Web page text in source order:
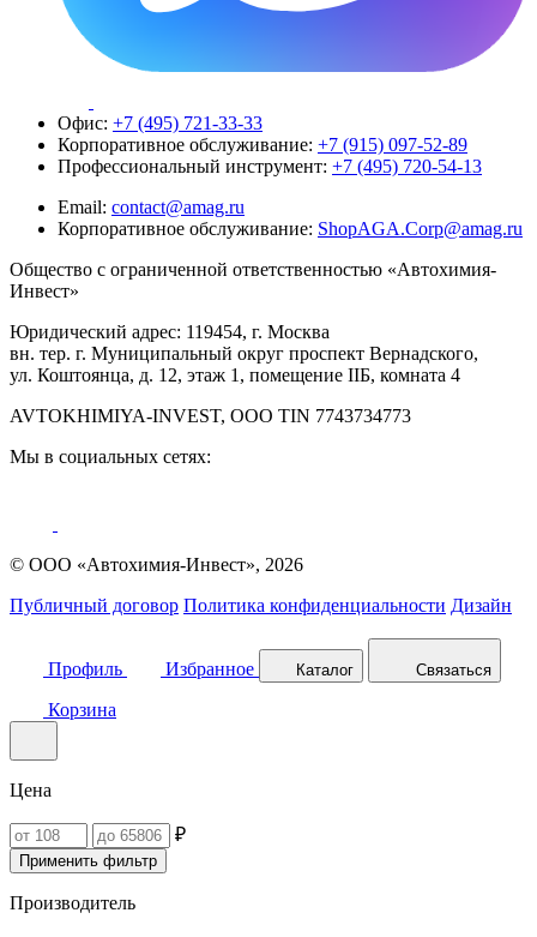
Офис: +7 (495) 721-33-33
Корпоративное обслуживание: +7 (915) 097-52-89
Профессиональный инструмент: +7 (495) 720-54-13
Email: contact@amag.ru
Корпоративное обслуживание: ShopAGA.Corp@amag.ru
Общество с ограниченной ответственностью «Автохимия-
Инвест»
Юридический адрес: 119454, г. Москва
вн. тер. г. Муниципальный округ проспект Вернадского,
ул. Коштоянца, д. 12, этаж 1, помещение IIБ, комната 4
AVTOKHIMIYA-INVEST, OOO TIN 7743734773
Мы в социальных сетях:
© ООО «Автохимия-Инвест», 2026
Публичный договор Политика конфиденциальности Дизайн
Профиль Избранное Каталог Связаться
Корзина
Цена
₽
Применить фильтр
Производитель